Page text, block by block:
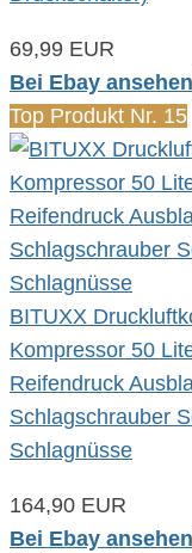
69,99 EUR
Bei Ebay ansehen
Top Produkt Nr. 15
BITUXX
Kompressor 50
Reifendruck
Schlagschrauber
Schlagnüsse
164,90 EUR
Bei Ebay ansehen